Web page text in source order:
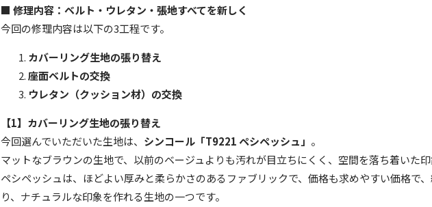
■ 修理内容：ベルト・ウレタン・張地すべてを新しく
今回の修理内容は以下の3工程です。
カバーリング生地の張り替え
座面ベルトの交換
ウレタン（クッション材）の交換
【1】カバーリング生地の張り替え
今回選んでいただいた生地は、 シンコール「T9221 ペシペッシュ」 。
マットなブラウンの生地で、以前のベージュよりも汚れが目立ちにくく、空間を落ち着いた印
ペシペッシュは、ほどよい厚みと柔らかさのあるファブリックで、価格も求めやすい価格で
り、ナチュラルな印象を作れる生地の一つです。